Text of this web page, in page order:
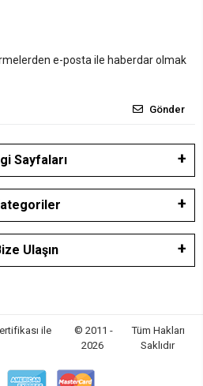
e-posta ile haberdar olmak
Gönder
Sayfaları
Ulaşın
ile
© 2011 -
2026
Tüm Hakları
Saklıdır